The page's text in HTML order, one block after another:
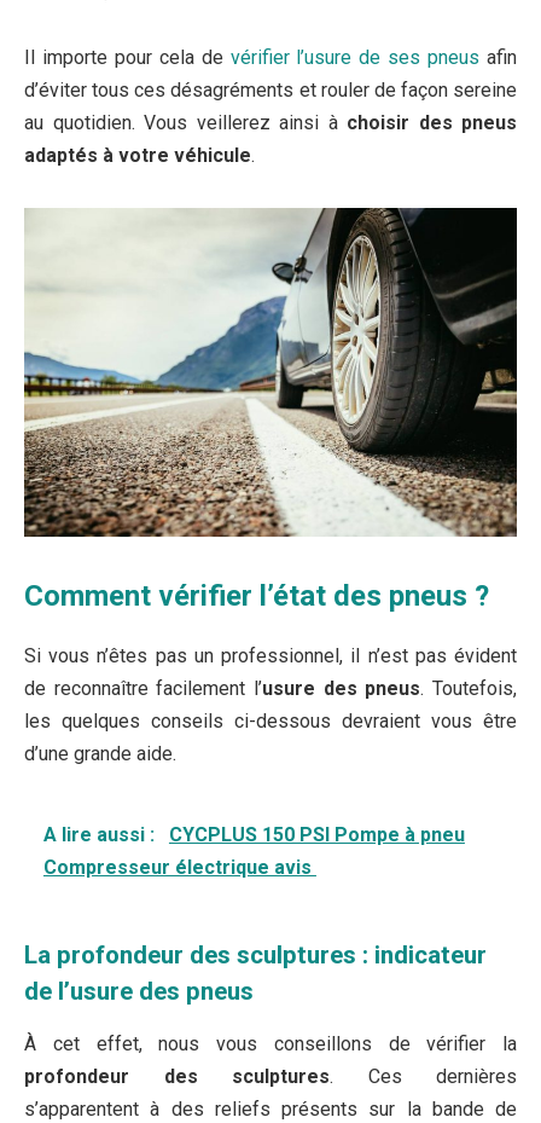
Il importe pour cela de vérifier l’usure de ses pneus afin
d’éviter tous ces désagréments et rouler de façon sereine
au quotidien. Vous veillerez ainsi à choisir des pneus
adaptés à votre véhicule.
Comment vérifier l’état des pneus ?
Si vous n’êtes pas un professionnel, il n’est pas évident
de reconnaître facilement l’usure des pneus. Toutefois,
les quelques conseils ci-dessous devraient vous être
d’une grande aide.
A lire aussi :
CYCPLUS 150 PSI Pompe à pneu
Compresseur électrique avis
La profondeur des sculptures : indicateur
de l’usure des pneus
À cet effet, nous vous conseillons de vérifier la
profondeur des sculptures. Ces dernières
s’apparentent à des reliefs présents sur la bande de